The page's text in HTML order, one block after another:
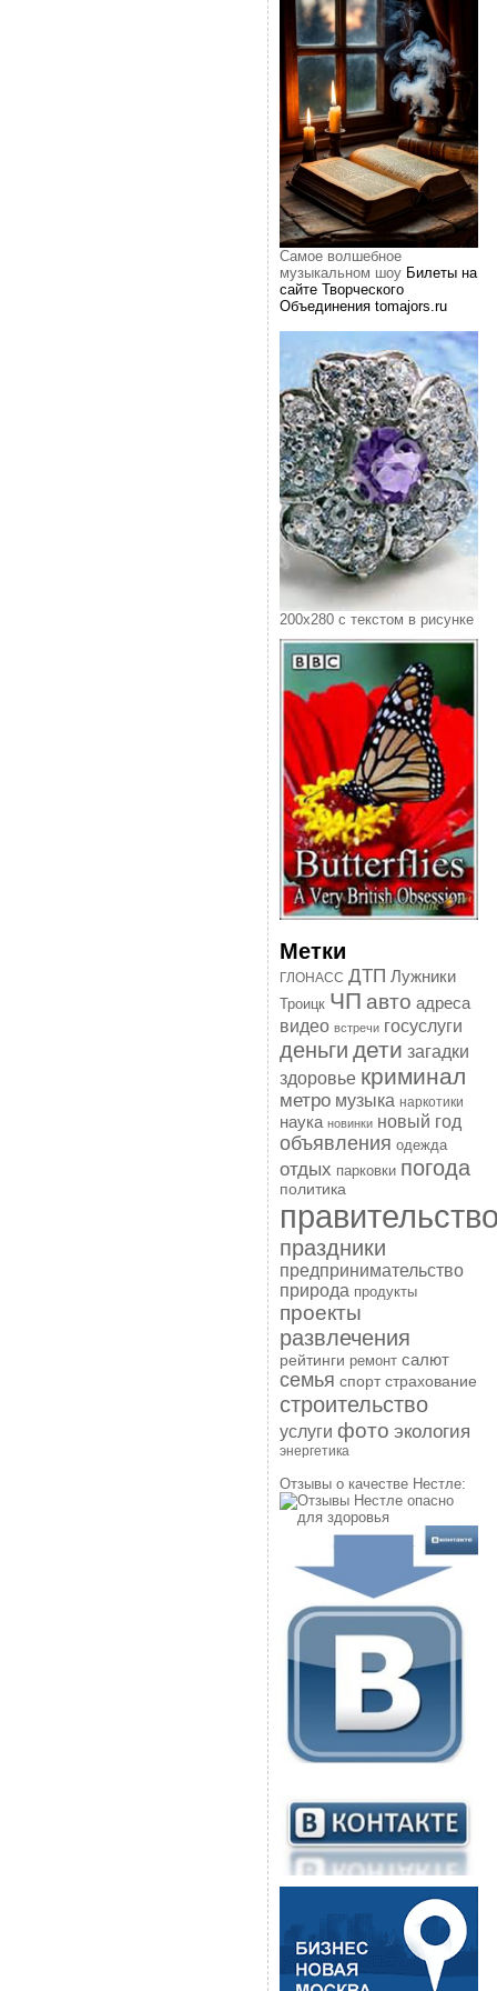
Самое волшебное
музыкальном шоуБилеты на
сайте Творческого
Объединения tomajors.ru
200х280 с текстом в рисунке
Метки
ГЛОНАСС ДТП Лужники
Троицк ЧП авто адреса
видео встречи госуслуги
деньги дети загадки
здоровье криминал
метро музыка наркотики
наука новинки новый год
объявления одежда
отдых парковки погода
политика
праздники
предпринимательство
природа продукты
проекты
развлечения
рейтинги ремонт салют
семья спорт страхование
строительство
услуги фото экология
энергетика
Отзывы о качестве Нестле: